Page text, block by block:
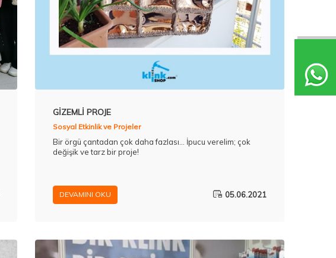
GİZEMLİ PROJE
Sosyal Etkinlik ve Projeler
Bir örgü çantadan çok daha fazlası... İpucu verelim; çok
değişik ve tarz bir proje!
DEVAMINI OKU 05.06.2021